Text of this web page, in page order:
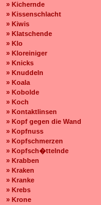
» Kichernde
» Kissenschlacht
» Kiwis
» Klatschende
» Klo
» Kloreiniger
» Knicks
» Knuddeln
» Koala
» Kobolde
» Koch
» Kontaktlinsen
» Kopf gegen die Wand
» Kopfnuss
» Kopfschmerzen
» Kopfsch�ttelnde
» Krabben
» Kraken
» Kranke
» Krebs
» Krone